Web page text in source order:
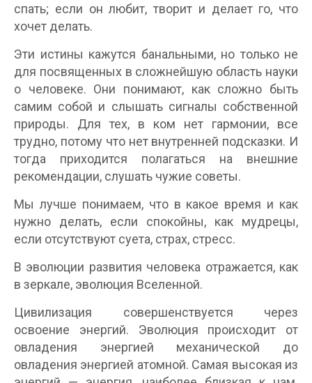
спать; если он любит, творит и делает го, что
хочет делать.
Эти истины кажутся банальными, но только не
для посвященных в сложнейшую область науки
о человеке. Они понимают, как сложно быть
самим собой и слышать сигналы собственной
природы. Для тех, в ком нет гармонии, все
трудно, потому что нет внутренней подсказки. И
тогда приходится полагаться на внешние
рекомендации, слушать чужие советы.
Мы лучше понимаем, что в какое время и как
нужно делать, если спокойны, как мудрецы,
если отсутствуют суета, страх, стресс.
В эволюции развития человека отражается, как
в зеркале, эволюция Вселенной.
Цивилизация совершенствуется через
освоение энергий. Эволюция происходит от
овладения энергией механической до
овладения энергией атомной. Самая высокая из